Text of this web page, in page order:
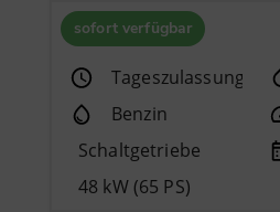
sofort verfügbar
Tageszulassung
Benzin
Schaltgetriebe
48 kW (65 PS)